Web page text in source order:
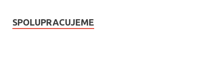
SPOLUPRACUJEME